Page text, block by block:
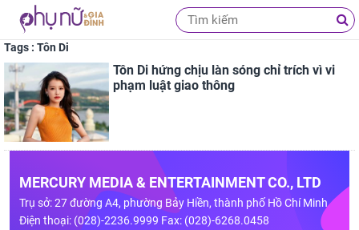
Tags : Tôn Di
Tôn Di hứng chịu làn sóng chỉ trích vì vi
phạm luật giao thông
MERCURY MEDIA & ENTERTAINMENT CO., LTD
Trụ sở: 27 đường A4, phường Bảy Hiền, thành phố Hồ Chí Minh
Điện thoại: (028)-2236.9999 Fax: (028)-6268.0458